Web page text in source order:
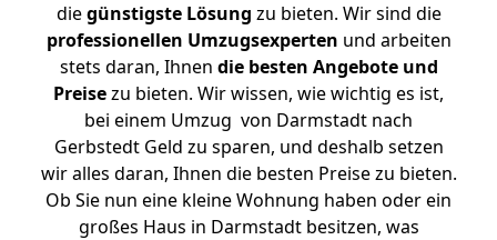
diegünstigste Lösung zu bieten. Wir sind die
professionellen Umzugsexperten und arbeiten
stets daran, Ihnen die besten Angebote und
Preisezu bieten. Wir wissen, wie wichtig es ist,
bei einem Umzug von Darmstadt nach
Gerbstedt Geld zu sparen, und deshalb setzen
wir alles daran, Ihnen die besten Preise zu bieten.
Ob Sie nun eine kleine Wohnung haben oder ein
großes Haus in Darmstadt besitzen, was